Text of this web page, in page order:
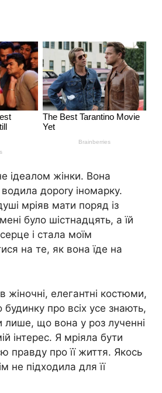
ідеалом жінки. Вона
дороrу іномарку.
мріяв мати поряд із
було шістнадцять, а їй
і стала моїм
на те, як вона їде на
жіночні, елегантні костюми,
про всіх усе знають,
лише, що вона у роз лученні
інтерес. Я мріяла бути
правду про її життя. Якось
не підходила для її